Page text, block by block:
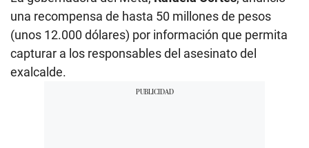
una recompensa de hasta 50 millones de pesos
(unos 12.000 dólares) por información que permita
capturar a los responsables del asesinato del
exalcalde.